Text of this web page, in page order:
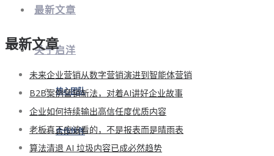
最新文章
关于启洋
核心团队
合作伙伴
最新文章
未来企业营销从数字营销演进到智能体营销
B2B案例营销新法，对着AI讲好企业故事
企业如何持续输出高信任度优质内容
老板真正应该看的，不是报表而是晴雨表
算法清退 AI 垃圾内容已成必然趋势